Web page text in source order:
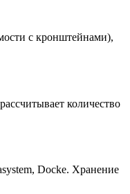
с кронштейнами),
количество
Docke. Хранение